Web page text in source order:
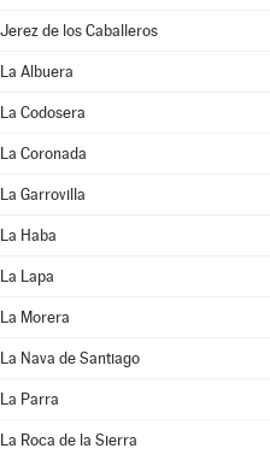
Jerez de los Caballeros
La Albuera
La Codosera
La Coronada
La Garrovilla
La Haba
La Lapa
La Morera
La Nava de Santiago
La Parra
La Roca de la Sierra